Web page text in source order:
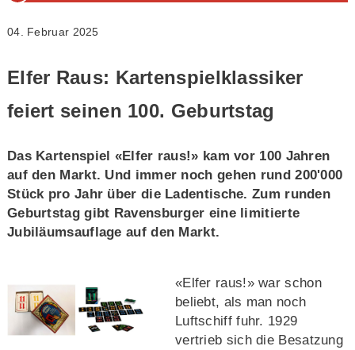
04. Februar 2025
Elfer Raus: Kartenspielklassiker
feiert seinen 100. Geburtstag
Das Kartenspiel «Elfer raus!» kam vor 100 Jahren
auf den Markt. Und immer noch gehen rund 200'000
Stück pro Jahr über die Ladentische. Zum runden
Geburtstag gibt Ravensburger eine limitierte
Jubiläumsauflage auf den Markt.
«Elfer raus!» war schon
beliebt, als man noch
Luftschiff fuhr. 1929
vertrieb sich die Besatzung